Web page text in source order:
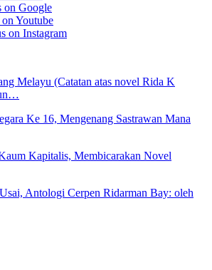
on Google
Youtube
on Instagram
Melayu (Catatan atas novel Rida K
Ke 16, Mengenang Sastrawan Mana
Kapitalis, Membicarakan Novel
Antologi Cerpen Ridarman Bay: oleh